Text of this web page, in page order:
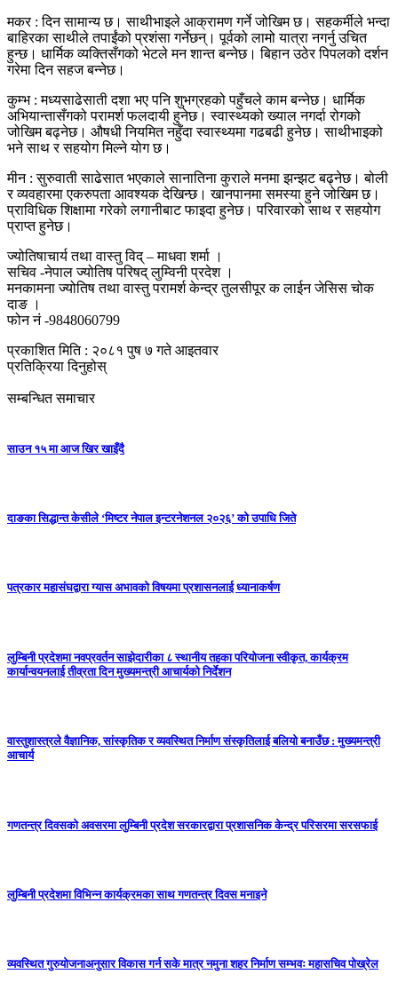
मकर : दिन सामान्य छ। साथीभाइले आक्रामण गर्ने जोखिम छ। सहकर्मीले भन्दा
बाहिरका साथीले तपाईंको प्रशंसा गर्नेछन्। पूर्वको लामो यात्रा नगर्नु उचित
हुन्छ। धार्मिक व्यक्तिसँगको भेटले मन शान्त बन्नेछ। बिहान उठेर पिपलको दर्शन
गरेमा दिन सहज बन्नेछ।
कुम्भ : मध्यसाढेसाती दशा भए पनि शुभग्रहको पहुँचले काम बन्नेछ। धार्मिक
अभियान्तासँगको परामर्श फलदायी हुनेछ। स्वास्थ्यको ख्याल नगर्दा रोगको
जोखिम बढ्नेछ। औषधी नियमित नहुँदा स्वास्थ्यमा गढबढी हुनेछ। साथीभाइको
भने साथ र सहयोग मिल्ने योग छ।
मीन : सुरुवाती साढेसात भएकाले सानातिना कुराले मनमा झन्झट बढ्नेछ। बोली
र व्यवहारमा एकरुपता आवश्यक देखिन्छ। खानपानमा समस्या हुने जोखिम छ।
प्राविधिक शिक्षामा गरेको लगानीबाट फाइदा हुनेछ। परिवारको साथ र सहयोग
प्राप्त हुनेछ।
ज्योतिषाचार्य तथा वास्तु विद् – माधवा शर्मा ।
सचिव -नेपाल ज्योतिष परिषद् लुम्विनी प्रदेश ।
मनकामना ज्योतिष तथा वास्तु परामर्श केन्द्र तुलसीपूर क लाईन जेसिस चोक
दाङ ।
फोन नं -9848060799
प्रकाशित मिति : २०८१ पुष ७ गते आइतवार
प्रतिक्रिया दिनुहोस्
सम्बन्धित समाचार
साउन १५ मा आज खिर खाइँदै
दाङका सिद्धान्त केसीले ‘मिष्टर नेपाल इन्टरनेशनल २०२६’ को उपाधि जिते
पत्रकार महासंघद्वारा ग्यास अभावको विषयमा प्रशासनलाई ध्यानाकर्षण
लुम्बिनी प्रदेशमा नवप्रवर्तन साझेदारीका ८ स्थानीय तहका परियोजना स्वीकृत, कार्यक्रम
कार्यान्वयनलाई तीव्रता दिन मुख्यमन्त्री आचार्यको निर्देशन
वास्तुशास्त्रले वैज्ञानिक, सांस्कृतिक र व्यवस्थित निर्माण संस्कृतिलाई बलियो बनाउँछ : मुख्यमन्त्री
आचार्य
गणतन्त्र दिवसको अवसरमा लुम्बिनी प्रदेश सरकारद्वारा प्रशासनिक केन्द्र परिसरमा सरसफाई
लुम्बिनी प्रदेशमा विभिन्न कार्यक्रमका साथ गणतन्त्र दिवस मनाइने
व्यवस्थित गुरुयोजनाअनुसार विकास गर्न सके मात्र नमुना शहर निर्माण सम्भवः महासचिव पोख्रेल